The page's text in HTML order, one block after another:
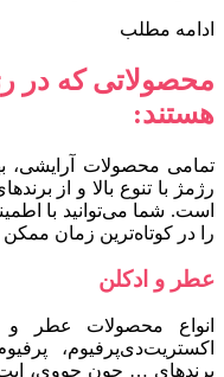
ادامه مطلب
محصولاتی که در
هستند:
تمامی محصولات
رژمژ با تنوع بالا و از
است. شما می‌توانید با
را در کوتاه‌ترین زمان
عطر و ادکلن
انواع محصولات عطر و
اکستریت‌دی‌پرفیوم،
برندهای … چون جووی، ایت